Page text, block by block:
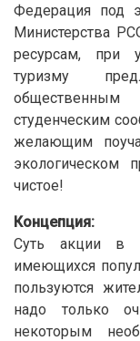
Федерация под
Министерства
ресурсам, при
туризму
студенческим
желающим
экологическом
чистое!
Концепция:
Суть акции в
имеющихся
пользуются
надо только
некоторым